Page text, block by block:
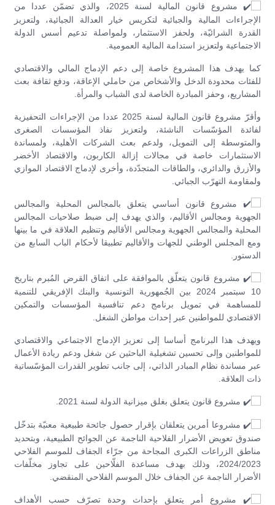
مشروع قانون المالية لسنة 2025، والذي تضمّن عددا من
الإجراءات المالية والجبائية لتكريس خيار العدالة الجبائية، ولتعزيز
القدرة الشرائيّة، ولحفز الاستثمار، ولمواصلة تدعيم أسس الدولة
الاجتماعية ولتعزيز استدامة المالية العمومية.
كما يهدف هذا المشروع خاصة إلى دعم الإدماج المالي والاقتصادي
للفئات محدودة الدخل والأشخاص من حاملي الإعاقة، ودفع ثقافة بعث
المشاريع، وحفز المبادرة الخاصة لدى الشباب والمرأة.
وأقرّ مشروع قانون المالية لسنة 2025 عددا من الإجراءات التحفيزية
لفائدة المؤسّسات الناشئة، ولتعزيز نفاذ المؤسسات الصغرى
والمتوسطة إلى التمويل، ولدعم بعث الشركات الأهلية، ولمساندة
الاستثمارات خاصة في مجالات إزالة الكاربون، والاقتصاد الأخضر
والأزرق والدائري، والطاقات المتجدّدة، وأخرى لإدماج الاقتصاد الموازي
ولمقاومة التهرّب الجبائي.
مشروع قانون أساسي يتعلق بالمجالس المحلية والمجالس
الجهوية ومجالس الأقاليم، والذي يهدف إلى ضبط صلاحيات المجالس
المحلية والمجالس الجهوية ومجالس الأقاليم وتنظيم العلاقة في ما بينها
ومع المجلس الوطني للجهات والأقاليم تطبيقا لأحكام الباب السابع من
الدستور.
مشروع قانون يتعلّق بالموافقة على اتفاق القرض المُبرم بتاريخ
10 سبتمبر 2024 بين الجُمهورية التونسية والبنك الإفريقي للتنمية
للمساهمة في تمويل برنامج دعم تنافسية المؤسسات والتمكين
الاقتصادي للمواطنين عبر إحداث مواطن الشغل.
ويهدف هذا البرنامج أساسا إلى تعزيز الإدماج الاجتماعي والاقتصادي
للمواطنين وإلى تحسين تشغيلية الباحثين عن شغل ودعم ريادة الأعمال
عبر مساندة نظام المبادر الذاتي، إلى جانب تطوير القدرات المؤسّساتية
ذات العلاقة.
مشروع قانون يتعلق بغلق ميزانية الدولة لسنة 2021.
مشروعا أمرين يتعلقان بإقرار حصول جائحة طبيعية معنيّة بتدخّل
صندوق تعويض الأضرار الفلاحية الناجمة عن الجوائح الطبيعية، وبتحديد
مناطق الزراعات الكبرى المجاحة من جرّاء الجفاف للموسم الفلاحي
2024/2023، وذلك بهدف مساعدة الفلّاحين على تجاوز مخلّفات
الأضرار الناجمة عن الجفاف خلال الموسم الفلاحي المنقضي.
مشروع أمر يتعلق بإحداث وحدة تصرّف حسب الأهداف